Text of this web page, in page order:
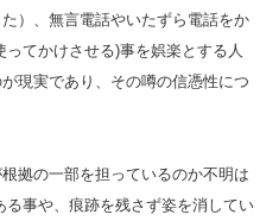
）、無言電話やいたずら電話をか
てかけさせる)事を娯楽とする人
現実であり、その噂の信憑性につ
拠の一部を担っているのか不明は
事や、痕跡を残さず姿を消してい